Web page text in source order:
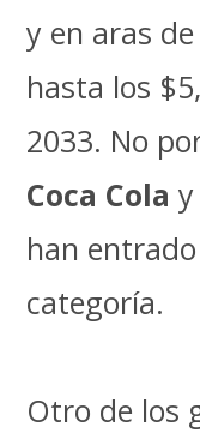
y en aras
hasta los
2033. No
Coca Cola y
han
categoría.
Otro de los